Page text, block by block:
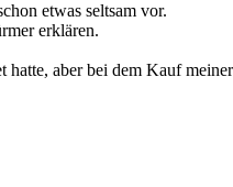
etwas seltsam vor.
erklären.
hatte, aber bei dem Kauf